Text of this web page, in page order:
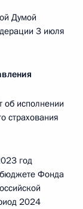
Думой
3 июля
об исполнении
страхования
год
Фонда
2024